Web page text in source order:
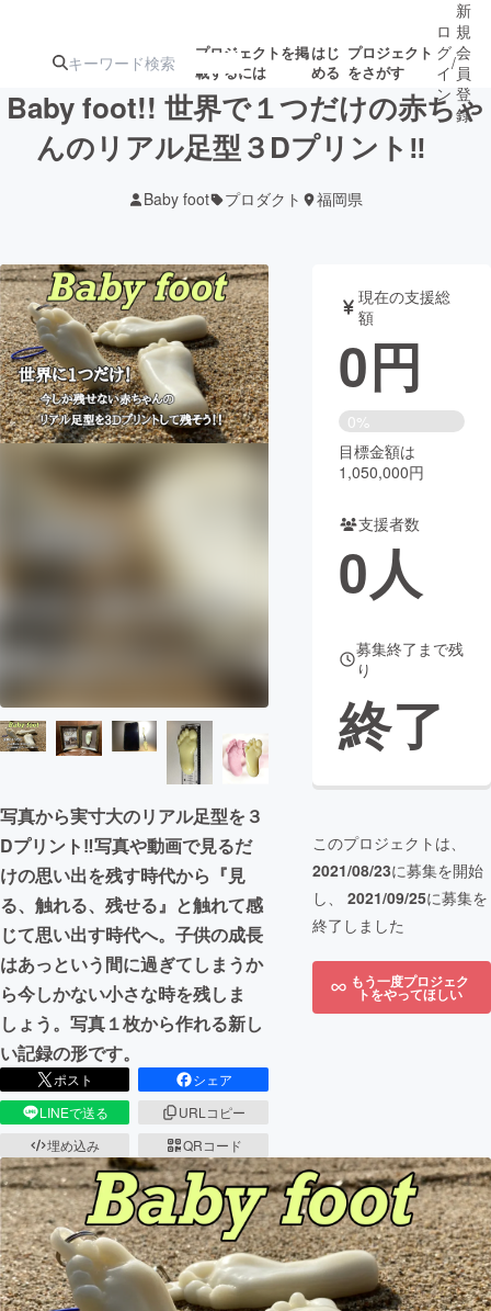
プロジェクトを掲
載するには
はじ
める
プロジェクト
をさがす
ターン
注目の新着プロ
ジェクト
募集終了が近いプ
ロジェクト
アート・写真 音楽
テクノロジー・ガジェット ゲーム・サ
映像・映画 書籍・雑誌
ビジネス・起業 チャレンジ
CAMPFIRE Creation
ロ
グ
イ
ン
/
新
規
会
員
登
録
Baby foot!! 世界で１つだけの赤ちゃ
んのリアル足型３Dプリント‼︎
Baby foot プロダクト 福岡県
写真から実寸大のリアル足型を３
Dプリント‼︎写真や動画で見るだ
けの思い出を残す時代から『見
る、触れる、残せる』と触れて感
じて思い出す時代へ。子供の成長
はあっという間に過ぎてしまうか
ら今しかない小さな時を残しま
しょう。写真１枚から作れる新し
い記録の形です。
ポスト
シェア
LINEで送る
URLコピー
埋め込み
QRコード
現在の支援総
額
0円
0%
目標金額は
1,050,000円
支援者数
0人
募集終了まで残
り
終了
このプロジェクトは、
2021/08/23に募集を開始
し、 2021/09/25に募集を
終了しました
もう一度プロジェク
トをやってほしい